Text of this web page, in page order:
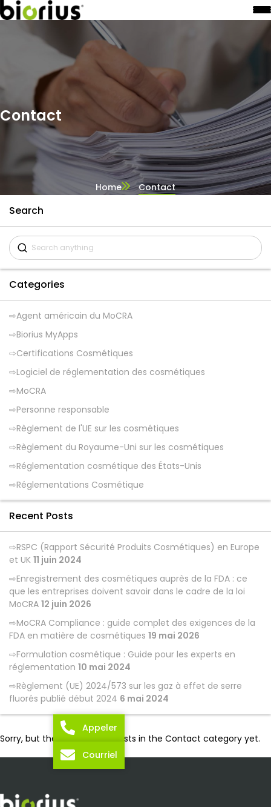
Contact
Home Contact
Sorry, but there aren't any posts in the Contact category yet.
Search
Categories
Agent américain du MoCRA
Biorius MyApps
Certifications Cosmétiques
Logiciel de réglementation des cosmétiques
MoCRA
Personne responsable
Règlement de l'UE sur les cosmétiques
Règlement du Royaume-Uni sur les cosmétiques
Réglementation cosmétique des États-Unis
Réglementations Cosmétique
Recent Posts
RSPC (Rapport Sécurité Produits Cosmétiques) en Europe
et UK 11 juin 2024
Enregistrement des cosmétiques auprès de la FDA : ce
que les entreprises doivent savoir dans le cadre de la loi
MoCRA 12 juin 2026
MoCRA Compliance : guide complet des exigences de la
FDA en matière de cosmétiques 19 mai 2026
Formulation cosmétique : Guide pour les experts en
réglementation 10 mai 2024
Règlement (UE) 2024/573 sur les gaz à effet de serre
fluorés publié début 2024 6 mai 2024
Appeler
Courriel